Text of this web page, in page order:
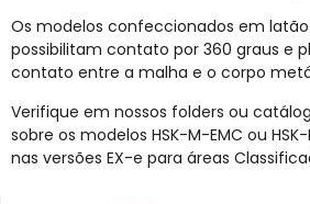
Os modelos confeccionados em
possibilitam contato por 360 graus e
contato entre a malha e o corpo
Verifique em nossos folders ou
sobre os modelos HSK-M-EMC ou
nas versões EX-e para áreas